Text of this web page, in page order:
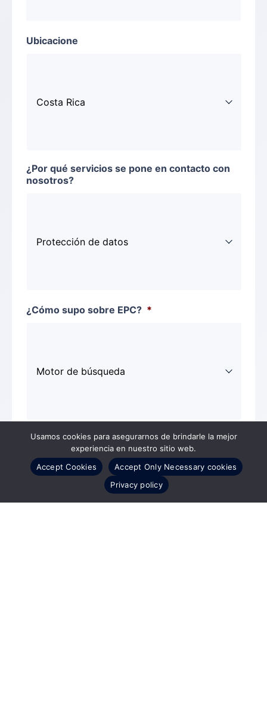
Ubicacione
¿Por qué servicios se pone en contacto con
nosotros?
¿Cómo supo sobre EPC? *
¿Preguntas o comentarios?
Usamos cookies para asegurarnos de brindarle la mejor
experiencia en nuestro sitio web.
Accept Cookies
Accept Only Necessary cookies
Privacy policy